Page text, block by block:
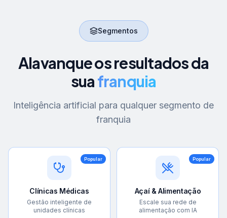
Segmentos
Alavanque os resultados da
suafranquia
Inteligência artificial para qualquer segmento de
franquia
Popular
Clínicas Médicas
Gestão inteligente de
unidades clínicas
Popular
Açaí & Alimentação
Escale sua rede de
alimentação com IA